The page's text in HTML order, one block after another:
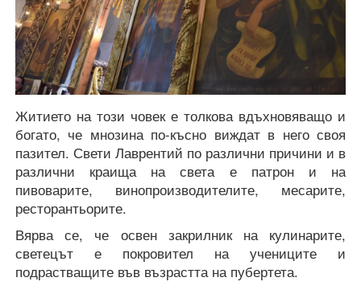
Житието на този човек е толкова вдъхновяващо и
богато, че мнозина по-късно виждат в него своя
пазител. Свети Лаврентий по различни причини и в
различни краища на света е патрон и на
пивоварите, винопроизводителите, месарите,
ресторантьорите.
Вярва се, че освен закрилник на кулинарите,
светецът е покровител на учениците и
подрастващите във възрастта на пубертета.